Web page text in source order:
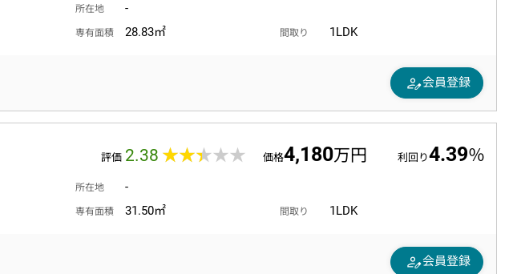
所在地 -
専有面積 28.83㎡ 間取り 1LDK
person_edit会員登録
評価 2.38 ★★★★★
★★★★★ 価格4,180万円 利回り4.39％
所在地 -
専有面積 31.50㎡ 間取り 1LDK
person_edit会員登録